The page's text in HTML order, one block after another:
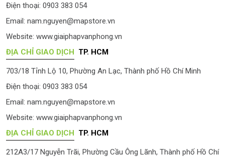
Điện thoại: 0903 383 054
Email: nam.nguyen@mapstore.vn
Website: www.giaiphapvanphong.vn
ĐỊA CHỈ GIAO DỊCH TP. HCM
703/18 Tỉnh Lộ 10, Phường An Lạc, Thành phố Hồ Chí Minh
Điện thoại: 0903 383 054
Email: nam.nguyen@mapstore.vn
Website: www.giaiphapvanphong.vn
ĐỊA CHỈ GIAO DỊCH TP. HCM
212A3/17 Nguyễn Trãi, Phường Cầu Ông Lãnh, Thành phố Hồ Chí